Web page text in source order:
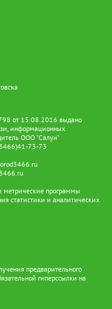
от 15.08.2016 выдано
информационных
ООО "Салун"
73-73
метрические программы
статистики и аналитических
предварительного
гиперссылки на